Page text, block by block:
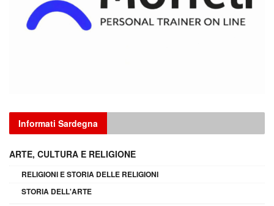
Informati Sardegna
ARTE, CULTURA E RELIGIONE
RELIGIONI E STORIA DELLE RELIGIONI
STORIA DELL'ARTE